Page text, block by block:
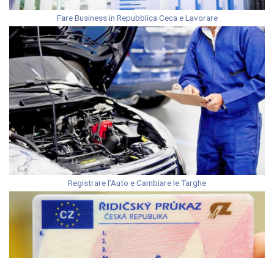
Fare Business in Repubblica Ceca e Lavorare
Registrare l’Auto e Cambiare le Targhe